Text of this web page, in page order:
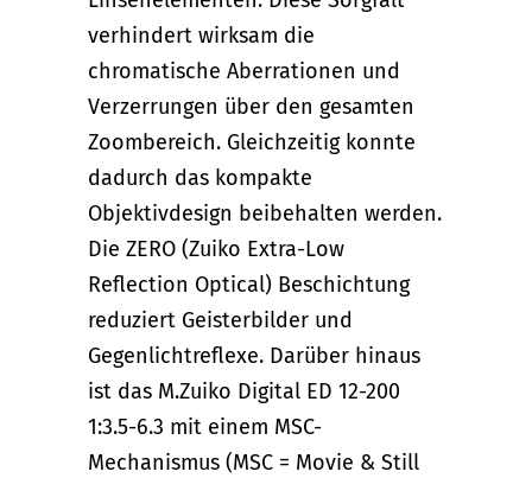
verhindert wirksam die
chromatische Aberrationen und
Verzerrungen über den gesamten
Zoombereich. Gleichzeitig konnte
dadurch das kompakte
Objektivdesign beibehalten werden.
Die ZERO (Zuiko Extra-Low
Reflection Optical) Beschichtung
reduziert Geisterbilder und
Gegenlichtreflexe. Darüber hinaus
ist das M.Zuiko Digital ED 12-200
1:3.5-6.3 mit einem MSC-
Mechanismus (MSC = Movie & Still